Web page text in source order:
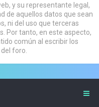
y su representante legal,
de aquellos datos que sean
ni del uso que terceras
Por tanto, en este aspecto,
común al escribir los
foro.